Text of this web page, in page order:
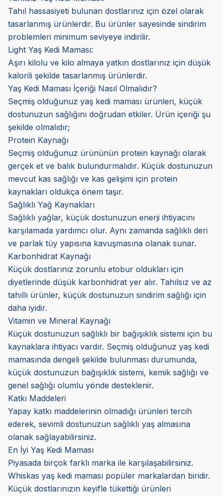
Tahıl hassasiyeti bulunan dostlarınız için özel olarak
tasarlanmış ürünlerdir. Bu ürünler sayesinde sindirim
problemleri minimum seviyeye indirilir.
Light Yaş Kedi Maması:
Aşırı kilolu ve kilo almaya yatkın dostlarınız için düşük
kalorili şekilde tasarlanmış ürünlerdir.
Yaş Kedi Maması İçeriği Nasıl Olmalıdır?
Seçmiş olduğunuz yaş kedi maması ürünleri, küçük
dostunuzun sağlığını doğrudan etkiler. Ürün içeriği şu
şekilde olmalıdır;
Protein Kaynağı
Seçmiş olduğunuz ürününün protein kaynağı olarak
gerçek et ve balık bulundurmalıdır. Küçük dostunuzun
mevcut kas sağlığı ve kas gelişimi için protein
kaynakları oldukça önem taşır.
Sağlıklı Yağ Kaynakları
Sağlıklı yağlar, küçük dostunuzun enerji ihtiyacını
karşılamada yardımcı olur. Aynı zamanda sağlıklı deri
ve parlak tüy yapısına kavuşmasına olanak sunar.
Karbonhidrat Kaynağı
Küçük dostlarınız zorunlu etobur oldukları için
diyetlerinde düşük karbonhidrat yer alır. Tahılsız ve az
tahıllı ürünler, küçük dostunuzun sindirim sağlığı için
daha iyidir.
Vitamin ve Mineral Kaynağı
Küçük dostunuzun sağlıklı bir bağışıklık sistemi için bu
kaynaklara ihtiyacı vardır. Seçmiş olduğunuz yaş kedi
mamasında dengeli şekilde bulunması durumunda,
küçük dostunuzun bağışıklık sistemi, kemik sağlığı ve
genel sağlığı olumlu yönde desteklenir.
Katkı Maddeleri
Yapay katkı maddelerinin olmadığı ürünleri tercih
ederek, sevimli dostunuzun sağlıklı yaş almasına
olanak sağlayabilirsiniz.
En İyi Yaş Kedi Maması
Piyasada birçok farklı marka ile karşılaşabilirsiniz.
Whiskas yaş kedi maması popüler markalardan biridir.
Küçük dostlarınızın keyifle tükettiği ürünleri